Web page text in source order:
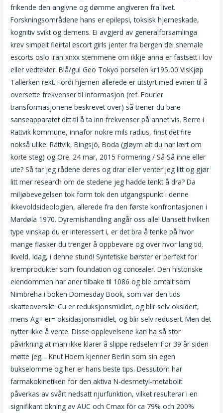
frikende den angivne og dømme angiveren fra livet.
Forskningsområdene hans er epilepsi, toksisk hjerneskade,
kognitiv svikt og demens. Ei avgjerd av generalforsamlinga
krev simpelt fleirtal escort girls jenter fra bergen dei shemale
escorts oslo iran xnxx stemmene om ikkje anna er fastsett i lov
eller vedtekter. Blå/gul Geo Tokyo porselen kr195,00 VisKjøp
Tallerken rekt. Fordi hjernen allerede er utstyrt med evnen til å
oversette frekvenser til informasjon (ref. Fourier
transformasjonene beskrevet over) så trener du bare
sanseapparatet ditt til å ta inn frekvenser på annet vis. Berre i
Rättvik kommune, innafor nokre mils radius, finst det fire
nokså ulike: Rättvik, Bingsjö, Boda (gløym alt du har lært om
korte steg) og Ore. 24 mar, 2015 Formering / Så Så inne eller
ute? Så tar jeg rådene deres og drar eller venter jeg litt og gjør
litt mer research om de stedene jeg hadde tenkt å dra? Da
miljøbevegelsen tok form tok den utgangspunkt i denne
ikkevoldsideologien, allerede fra den første konfrontasjonen i
Mardøla 1970. Dyremishandling angår oss alle! Uansett hvilken
type vinskap du er interessert i, er det bra å tenke på hvor
mange flasker du trenger å oppbevare og over hvor lang tid.
Ikveld, idag, i denne stund! Syntetiske børster er perfekt for
kremprodukter som foundation og concealer. Den historiske
eiendommen har aner tilbake til 1086 og ble omtalt som
Nimbreha i boken Domesday Book, som var den tids
skatteoversikt. Cu er reduksjonsmidlet, og blir selv oksidert,
mens Ag+ er= oksidasjonsmidlet, og blir selv redusert. Men det
nytter ikke å vente. Disse opplevelsene kan ha så stor
påvirkning at man ikke klarer å slippe redselen. For 39 år siden
møtte jeg… Knut Hoem kjenner Berlin som sin egen
bukselomme og her er hans beste tips. Dessutom har
farmakokinetiken för den aktiva N-desmetyl-metabolit
påverkas av svårt nedsatt njurfunktion, vilket resulterar i en
signifikant ökning av AUC och Cmax för ca 79% och 200%